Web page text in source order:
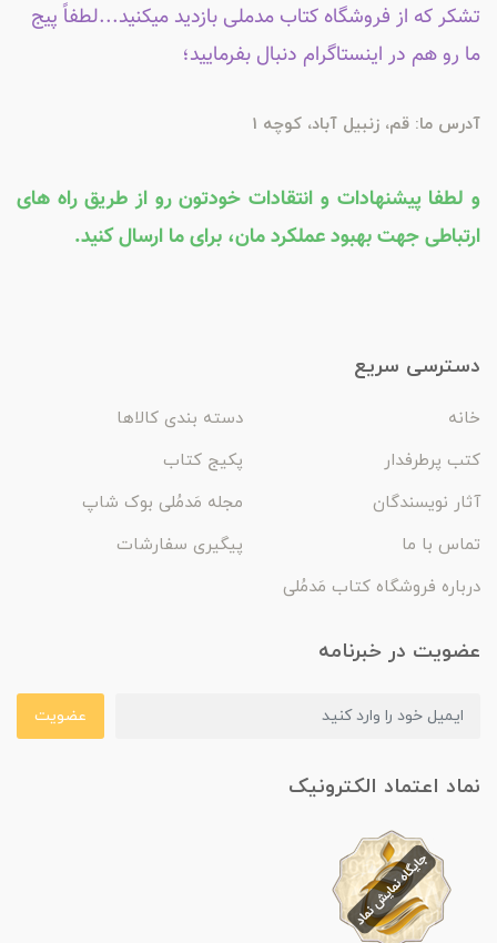
تشکر که از فروشگاه کتاب مدملی بازدید میکنید...لطفاً پیج
ما رو هم در اینستاگرام دنبال بفرمایید؛
آدرس ما: قم، زنبیل آباد، کوچه 1
و لطفا پیشنهادات و انتقادات خودتون رو از طریق راه های
ارتباطی جهت بهبود عملکرد مان، برای ما ارسال کنید.
دسترسی سریع
خانه
دسته بندی کالاها
کتب پرطرفدار
پکیج کتاب
آثار نویسندگان
مجله مَدمُلی بوک شاپ
تماس با ما
پیگیری سفارشات
درباره فروشگاه کتاب مَدمُلی
عضویت در خبرنامه
عضویت
نماد اعتماد الکترونیک